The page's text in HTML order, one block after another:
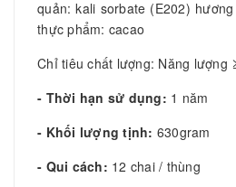
quản: kali sorbate (E202)
thực phẩm: cacao
Chỉ tiêu chất lượng: Năng lượng
- Thời hạn sử dụng: 1 năm
- Khối lượng tịnh: 630gram
- Qui cách: 12 chai / thùng